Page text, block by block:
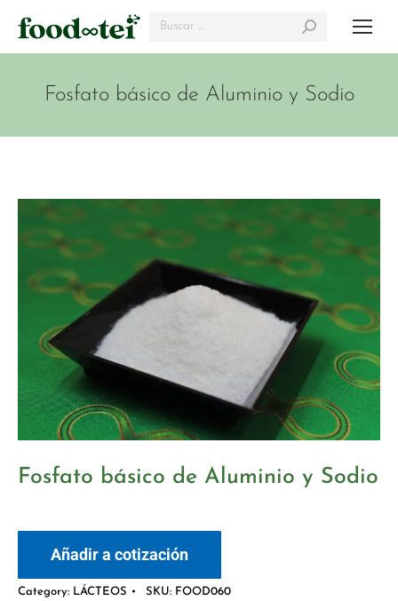
Search:
Fosfato básico de Aluminio y Sodio
Fosfato básico de Aluminio y Sodio
Añadir a cotización
Category: LÁCTEOS SKU: FOOD060